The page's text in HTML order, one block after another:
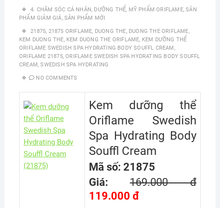
4. CHĂM SÓC CÁ NHÂN, DƯỠNG THỂ, MỸ PHẨM ORIFLAME,SẢN
PHẨM GIẢM GIÁ, SẢN PHẨM MỚI
21875, 21875 ORIFLAME, DUONG THE, DUONG THE ORIFLAME,
KEM DUONG THE, KEM DUONG THE ORIFLAME, KEM DƯỠNG THỂ
ORIFLAME SWEDISH SPA HYDRATING BODY SOUFFL CREAM,
ORIFLAME 21875,ORIFLAME SWEDISH SPA HYDRATING BODY SOUFFL
CREAM,SWEDISH SPA HYDRATING
NO COMMENTS
Kem dưỡng thể
Oriflame Swedish
Spa Hydrating Body
Souffl Cream
Mã số: 21875
Giá:169.000 đ
119.000 đ